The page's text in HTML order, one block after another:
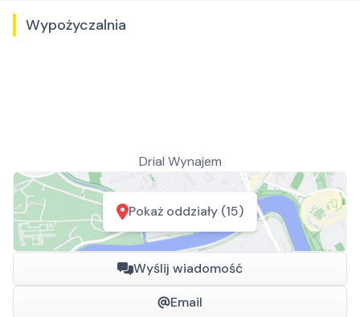
Wypożyczalnia
Drial Wynajem
Pokaż oddziały (15)
Wyślij wiadomość
Email